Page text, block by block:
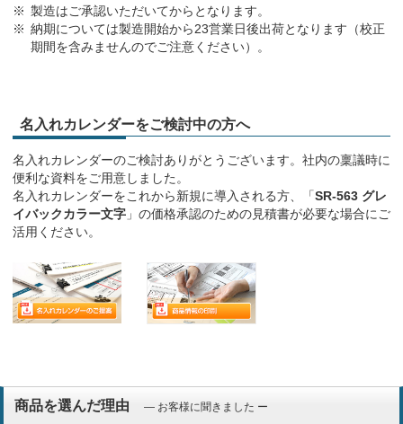
製造はご承認いただいてからとなります。
納期については製造開始から23営業日後出荷となります（校正
期間を含みませんのでご注意ください）。
名入れカレンダーをご検討中の方へ
名入れカレンダーのご検討ありがとうございます。社内の稟議時に
便利な資料をご用意しました。
名入れカレンダーをこれから新規に導入される方、「SR-563 グレ
イバックカラー文字 」の価格承認のための見積書が必要な場合にご
活用ください。
商品を選んだ理由 ― お客様に聞きました ー